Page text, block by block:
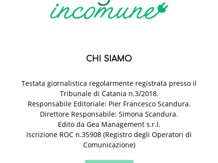
CHI SIAMO
Testata giornalistica regolarmente registrata presso il
Tribunale di Catania n.3/2018.
Responsabile Editoriale: Pier Francesco Scandura.
Direttore Responsabile: Simona Scandura.
Edito da Gea Management s.r.l.
Iscrizione ROC n.35908 (Registro degli Operatori di
Comunicazione)